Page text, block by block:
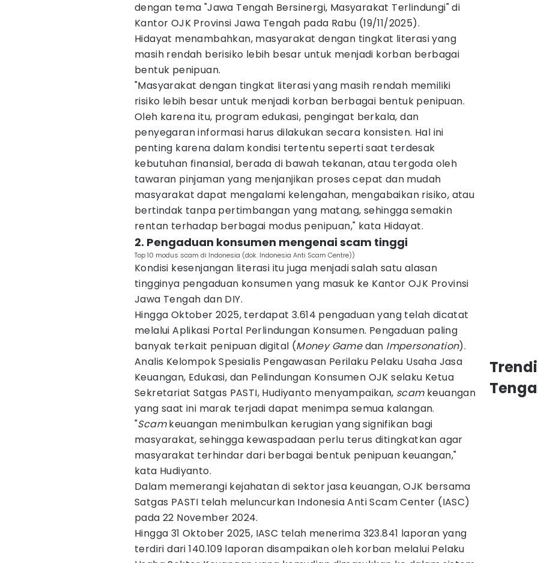
dengan tema "Jawa Tengah Bersinergi, Masyarakat Terlindungi" di
Kantor OJK Provinsi Jawa Tengah pada Rabu (19/11/2025).
Hidayat menambahkan, masyarakat dengan tingkat literasi yang
masih rendah berisiko lebih besar untuk menjadi korban berbagai
bentuk penipuan.
"Masyarakat dengan tingkat literasi yang masih rendah memiliki
risiko lebih besar untuk menjadi korban berbagai bentuk penipuan.
Oleh karena itu, program edukasi, pengingat berkala, dan
penyegaran informasi harus dilakukan secara konsisten. Hal ini
penting karena dalam kondisi tertentu seperti saat terdesak
kebutuhan finansial, berada di bawah tekanan, atau tergoda oleh
tawaran pinjaman yang menjanjikan proses cepat dan mudah
masyarakat dapat mengalami kelengahan, mengabaikan risiko, atau
bertindak tanpa pertimbangan yang matang, sehingga semakin
rentan terhadap berbagai modus penipuan," kata Hidayat.
2. Pengaduan konsumen mengenai scam tinggi
Top 10 modus scam di Indonesia (dok. Indonesia Anti Scam Centre))
Kondisi kesenjangan literasi itu juga menjadi salah satu alasan
tingginya pengaduan konsumen yang masuk ke Kantor OJK Provinsi
Jawa Tengah dan DIY.
Hingga Oktober 2025, terdapat 3.614 pengaduan yang telah dicatat
melalui Aplikasi Portal Perlindungan Konsumen. Pengaduan paling
banyak terkait penipuan digital (Money Gamedan Impersonation).
Analis Kelompok Spesialis Pengawasan Perilaku Pelaku Usaha Jasa
Keuangan, Edukasi, dan Pelindungan Konsumen OJK selaku Ketua
Sekretariat Satgas PASTI, Hudiyanto menyampaikan, scamkeuangan
yang saat ini marak terjadi dapat menimpa semua kalangan.
"Scamkeuangan menimbulkan kerugian yang signifikan bagi
masyarakat, sehingga kewaspadaan perlu terus ditingkatkan agar
masyarakat terhindar dari berbagai bentuk penipuan keuangan,"
kata Hudiyanto.
Dalam memerangi kejahatan di sektor jasa keuangan, OJK bersama
Satgas PASTI telah meluncurkan Indonesia Anti Scam Center (IASC)
pada 22 November 2024.
Hingga 31 Oktober 2025, IASC telah menerima 323.841 laporan yang
terdiri dari 140.109 laporan disampaikan oleh korban melalui Pelaku